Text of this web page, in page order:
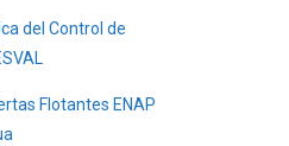
del Control de
Flotantes ENAP